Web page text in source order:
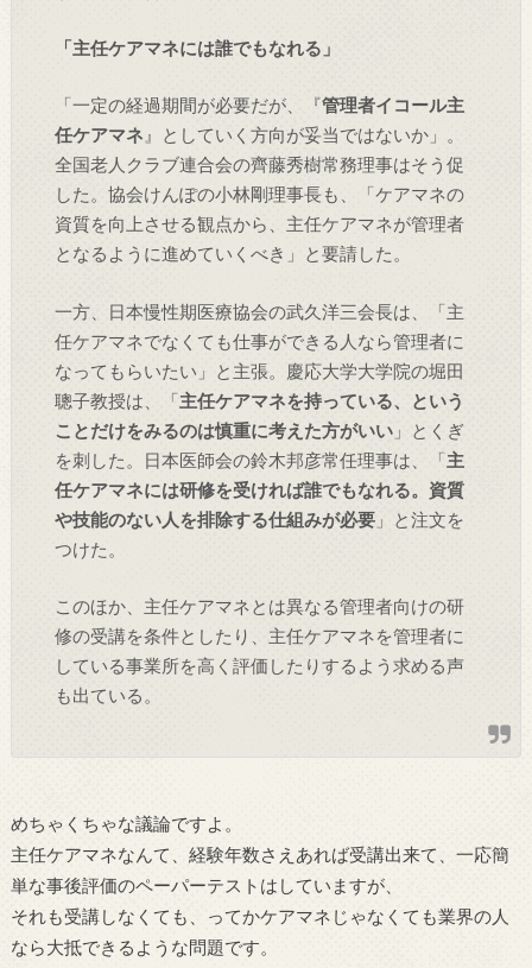
「主任ケアマネには誰でもなれる」
「一定の経過期間が必要だが、『管理者イコール主
任ケアマネ 』としていく方向が妥当ではないか」。
全国老人クラブ連合会の齊藤秀樹常務理事はそう促
した。協会けんぽの小林剛理事長も、「ケアマネの
資質を向上させる観点から、主任ケアマネが管理者
となるように進めていくべき」と要請した。
一方、日本慢性期医療協会の武久洋三会長は、「主
任ケアマネでなくても仕事ができる人なら管理者に
なってもらいたい」と主張。慶応大学大学院の堀田
聰子教授は、「 主任ケアマネを持っている、という
ことだけをみるのは慎重に考えた方がいい 」とくぎ
を刺した。日本医師会の鈴木邦彦常任理事は、「 主
任ケアマネには研修を受ければ誰でもなれる。資質
や技能のない人を排除する仕組みが必要 」と注文を
つけた。
このほか、主任ケアマネとは異なる管理者向けの研
修の受講を条件としたり、主任ケアマネを管理者に
している事業所を高く評価したりするよう求める声
も出ている。
めちゃくちゃな議論ですよ。
主任ケアマネなんて、経験年数さえあれば受講出来て、一応簡
単な事後評価のペーパーテストはしていますが、
それも受講しなくても、ってかケアマネじゃなくても業界の人
なら大抵できるような問題です。